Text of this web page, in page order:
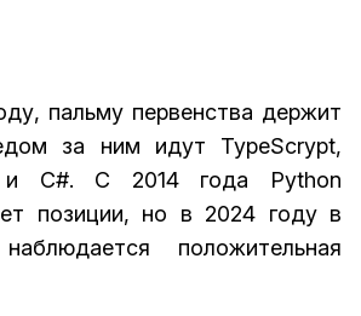
пальму первенства держит
за ним идут TypeScrypt,
и C#. С 2014 года Python
позиции, но в 2024 году в
положительная